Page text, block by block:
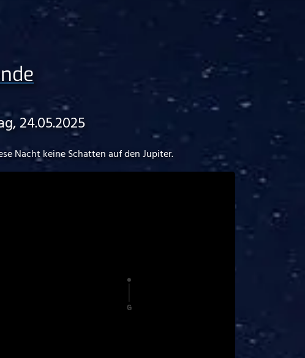
24.05.2025
Nacht keine Schatten auf den Jupiter.